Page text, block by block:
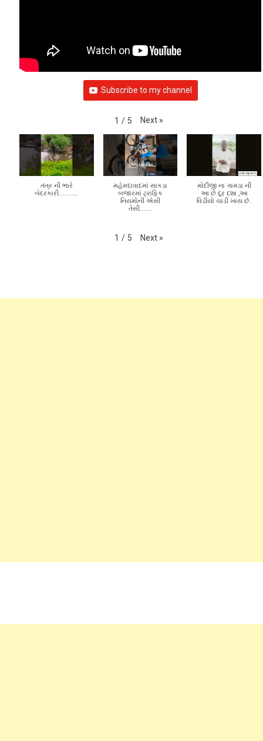
Subscribe to my channel
1 / 5 Next »
તંત્ર ની ભારે
બેદરકારી...........
મહેમદાવાદમાં સાકડા
બજારમાં ટ્રાફિક
નિયમોની એસી
તેસી.......
મોદીજી ના ગામડા ની
આ છે દૂર દશા ,આ
વિડીયો ચાડી ખાય છે.
1 / 5 Next »